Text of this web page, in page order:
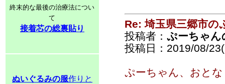
終末的な最後の治療法につい
て
接着芯の総裏貼り
ぬいぐるみの服作りと
Re: 埼玉県三郷市の
投稿者： ぷーちゃん
投稿日：2019/08/
ぷーちゃん、おと